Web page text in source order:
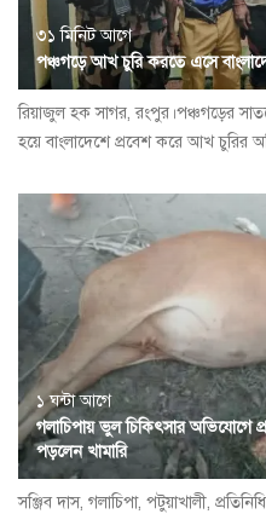
৩১ মিনিট আগে
পঞ্চগড়ে আখ চুরি করতে এসে
রিয়াজুল হক সাগর, রংপুর।পঞ্চগড়ের
হয়ে বাংলাদেশে প্রবেশ করে আখ চুরির
১ ঘন্টা আগে
গলাচিপায় ভুল চিকিৎসার অভিযোগে
পড়লেন খামারি
সঞ্জিব দাস, গলাচিপা, পটুয়াখালী,